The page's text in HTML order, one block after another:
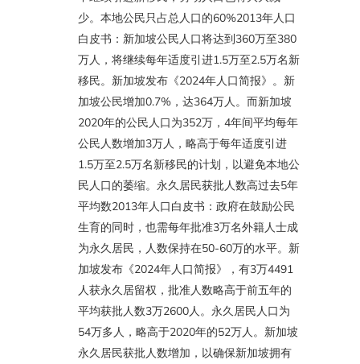
少。本地公民只占总人口的60%2013年人口
白皮书：新加坡公民人口将达到360万至380
万人，将继续每年适度引进1.5万至2.5万名新
移民。新加坡发布《2024年人口简报》。新
加坡公民增加0.7%，达364万人。而新加坡
2020年的公民人口为352万，4年间平均每年
公民人数增加3万人，略高于每年适度引进
1.5万至2.5万名新移民的计划，以避免本地公
民人口的萎缩。永久居民获批人数高过去5年
平均数2013年人口白皮书：政府在鼓励公民
生育的同时，也需每年批准3万名外籍人士成
为永久居民，人数保持在50-60万的水平。新
加坡发布《2024年人口简报》，有3万4491
人获永久居留权，批准人数略高于前五年的
平均获批人数3万2600人。永久居民人口为
54万多人，略高于2020年的52万人。新加坡
永久居民获批人数增加，以确保新加坡拥有